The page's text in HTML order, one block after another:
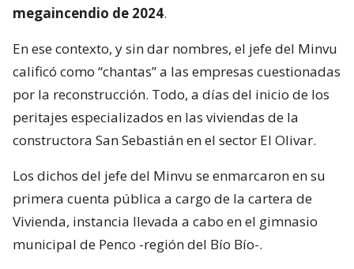
megaincendio de 2024.
En ese contexto, y sin dar nombres, el jefe del Minvu
calificó como “chantas” a las empresas cuestionadas
por la reconstrucción. Todo, a días del inicio de los
peritajes especializados en las viviendas de la
constructora San Sebastián en el sector El Olivar.
Los dichos del jefe del Minvu se enmarcaron en su
primera cuenta pública a cargo de la cartera de
Vivienda, instancia llevada a cabo en el gimnasio
municipal de Penco -región del Bío Bío-.